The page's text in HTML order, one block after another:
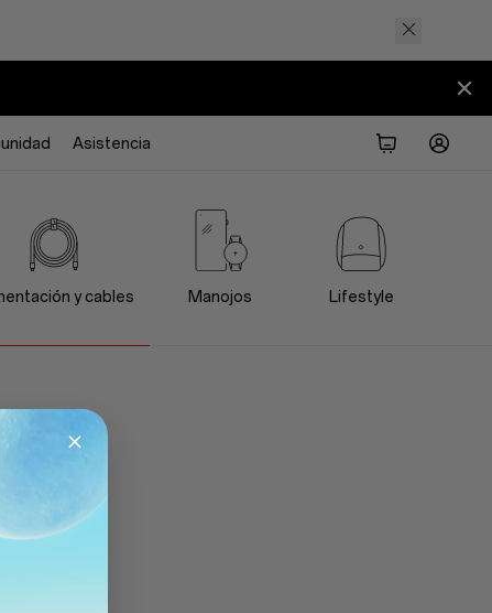
Asistencia
y cables Manojos Lifestyle